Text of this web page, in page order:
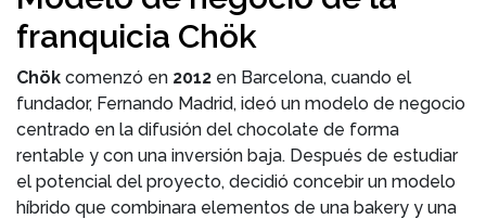
franquicia Chök
Chök comenzó en 2012 en Barcelona, cuando el
fundador, Fernando Madrid, ideó un modelo de negocio
centrado en la difusión del chocolate de forma
rentable y con una inversión baja. Después de estudiar
el potencial del proyecto, decidió concebir un modelo
híbrido que combinara elementos de una bakery y una